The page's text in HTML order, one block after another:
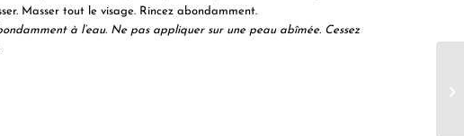
Masser tout le visage. Rincez abondamment.
à l’eau. Ne pas appliquer sur une peau abîmée. Cessez